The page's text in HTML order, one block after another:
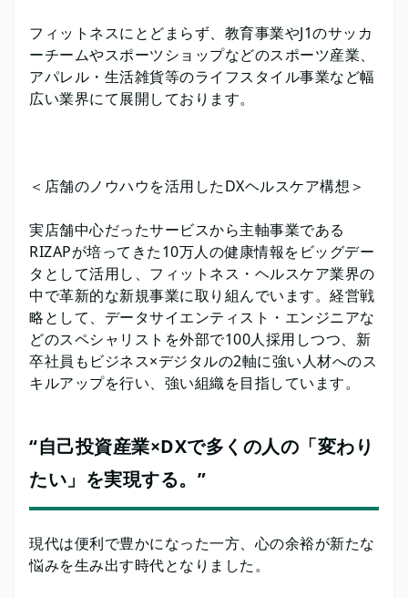
フィットネスにとどまらず、教育事業やJ1のサッカ
ーチームやスポーツショップなどのスポーツ産業、
アパレル・生活雑貨等のライフスタイル事業など幅
広い業界にて展開しております。
＜店舗のノウハウを活用したDXヘルスケア構想＞
実店舗中心だったサービスから主軸事業である
RIZAPが培ってきた10万人の健康情報をビッグデー
タとして活用し、フィットネス・ヘルスケア業界の
中で革新的な新規事業に取り組んでいます。経営戦
略として、データサイエンティスト・エンジニアな
どのスペシャリストを外部で100人採用しつつ、新
卒社員もビジネス×デジタルの2軸に強い人材へのス
キルアップを行い、強い組織を目指しています。
“自己投資産業×DXで多くの人の「変わり
たい」を実現する。”
現代は便利で豊かになった一方、心の余裕が新たな
悩みを生み出す時代となりました。